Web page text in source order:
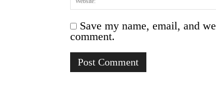
Save my name, email, and
comment.